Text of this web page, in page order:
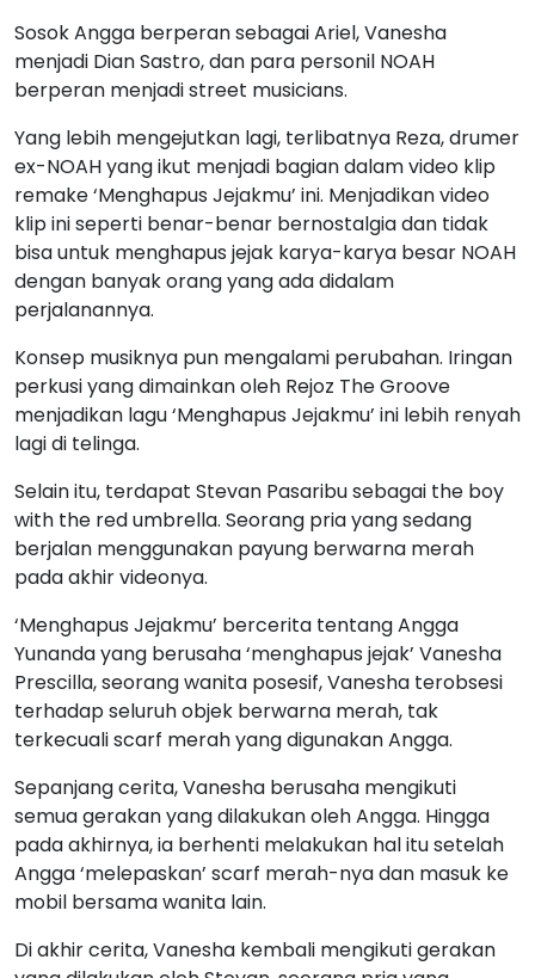
Sosok Angga berperan sebagai Ariel, Vanesha
menjadi Dian Sastro, dan para personil NOAH
berperan menjadi street musicians.
Yang lebih mengejutkan lagi, terlibatnya Reza, drumer
ex-NOAH yang ikut menjadi bagian dalam video klip
remake ‘Menghapus Jejakmu’ ini. Menjadikan video
klip ini seperti benar-benar bernostalgia dan tidak
bisa untuk menghapus jejak karya-karya besar NOAH
dengan banyak orang yang ada didalam
perjalanannya.
Konsep musiknya pun mengalami perubahan. Iringan
perkusi yang dimainkan oleh Rejoz The Groove
menjadikan lagu ‘Menghapus Jejakmu’ ini lebih renyah
lagi di telinga.
Selain itu, terdapat Stevan Pasaribu sebagai the boy
with the red umbrella. Seorang pria yang sedang
berjalan menggunakan payung berwarna merah
pada akhir videonya.
‘Menghapus Jejakmu’ bercerita tentang Angga
Yunanda yang berusaha ‘menghapus jejak’ Vanesha
Prescilla, seorang wanita posesif, Vanesha terobsesi
terhadap seluruh objek berwarna merah, tak
terkecuali scarf merah yang digunakan Angga.
Sepanjang cerita, Vanesha berusaha mengikuti
semua gerakan yang dilakukan oleh Angga. Hingga
pada akhirnya, ia berhenti melakukan hal itu setelah
Angga ‘melepaskan’ scarf merah-nya dan masuk ke
mobil bersama wanita lain.
Di akhir cerita, Vanesha kembali mengikuti gerakan